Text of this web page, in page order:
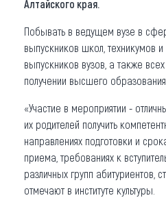
Алтайского края.
Побывать в ведущем вузе в
выпускников школ, техникумов и
выпускников вузов, а также
получении высшего образования.
«Участие в мероприятии -
их родителей получить
направлениях подготовки и
приема, требованиях к
различных групп абитуриентов,
отмечают в институте культуры.